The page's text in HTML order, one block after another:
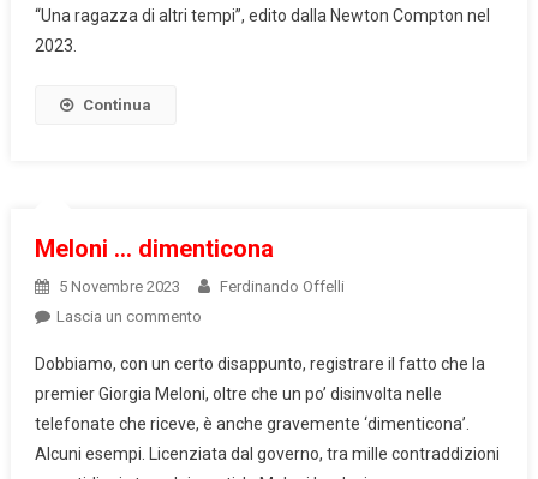
“Una ragazza di altri tempi”, edito dalla Newton Compton nel
2023.
Continua
Meloni … dimenticona
5 Novembre 2023
Ferdinando Offelli
Lascia un commentoon
…
dimenticona
Dobbiamo, con un certo disappunto, registrare il fatto che la
premier Giorgia Meloni, oltre che un po’ disinvolta nelle
telefonate che riceve, è anche gravemente ‘dimenticona’.
Alcuni esempi. Licenziata dal governo, tra mille contraddizioni